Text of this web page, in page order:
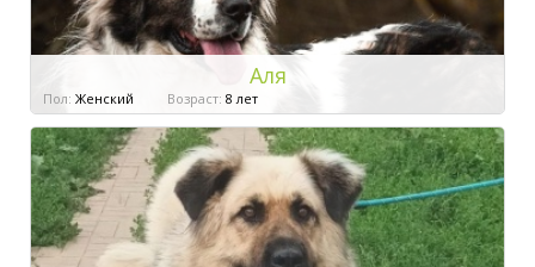
Аля
Пол: Женский Возраст: 8 лет